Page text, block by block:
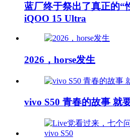
蓝厂终于祭出了真正的
iQOO 15 Ultra
2026，horse发生
vivo S50 青春的故事 就